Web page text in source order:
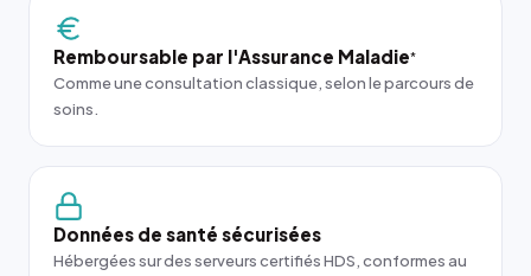
Remboursable par l'Assurance Maladie*
Comme une consultation classique, selon le parcours de
soins.
Données de santé sécurisées
Hébergées sur des serveurs certifiés HDS, conformes au